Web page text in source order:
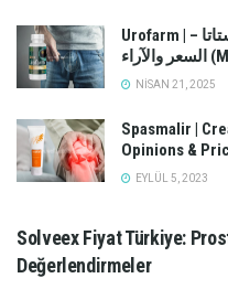
Urofarm | كبسولة لعلاج صحة التهاب البروستاتا –
NISAN 21, 2025
Spasmalir |
Opinions &
EYLÜL 5, 2023
Solveex Fiyat Türkiye:
Değerlendirmeler